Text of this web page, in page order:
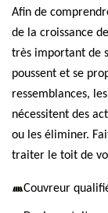
Afin de
de la croissance
très important de
poussent et se
ressemblances,
nécessitent des
ou les éliminer.
traiter le toit de
Couvreur